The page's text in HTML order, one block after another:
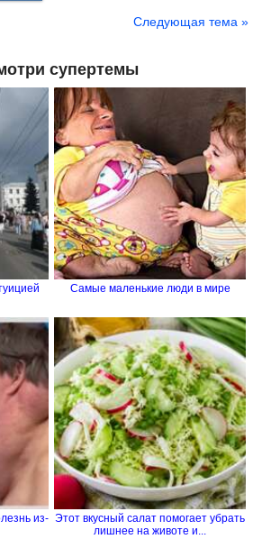
Следующая тема »
супертемы
Самые маленькие люди в мире
из- Этот вкусный салат помогает убрать
лишнее на животе и...